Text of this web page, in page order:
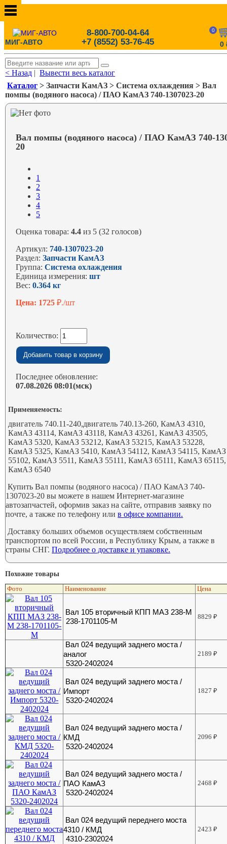
МИГ-АВТО
8-800-700-04-64
+7 (8552) 53-76-45
0
0
< Назад |Вывести весь каталог
Каталог > Запчасти КамАЗ > Система охлаждения > Вал
помпы (водяного насоса) / ПАО КамАЗ 740-1307023-20
Вал помпы (водяного насоса) / ПАО КамАЗ 740-
20
1
2
3
4
5
Оценка товара:4.4 из 5 (32 голосов)
Артикул: 740-1307023-20
Раздел:Запчасти КамАЗ
Группа:Система охлаждения
Единица измерения:шт
Вес:0.364 кг
Цена: 1725₽./шт
Количество:
Последнее обновление:
07.08.2026 08:01(мск)
Применяемость:
двигатель 740.11-240,двигатель 740.13-260, КамАЗ 4310,
КамАЗ 43114, КамАЗ 43118, КамАЗ 43261, КамАЗ 43505,
КамАЗ 5320, КамАЗ 53212, КамАЗ 53215, КамАЗ 53228,
КамАЗ 5325, КамАЗ 5410, КамАЗ 54112, КамАЗ 54115, КамАЗ
55102, КамАЗ 5511, КамАЗ 55111, КамАЗ 65111, КамАЗ 65115,
КамАЗ 6540
Купить Вал помпы (водяного насоса) / ПАО КамАЗ 740-
1307023-20 вы можете в нашем Интернет-магазине
автозапчастей, оформив заказ на сайте, отправив заявку по
почте, а также по телефону илив офисе компании.
Доставку больших объемов осуществляем собственным
транспортом по всей России, в Республику Крым, а также в
страны СНГ.Подробнее о доставке и упаковке.
Похожие товары
Фото Наименование Цена
Вал 105 вторичный КПП МАЗ 238-М
238-1701105-М
8829₽
Вал 024 ведущий заднего моста /
аналог
5320-2402024
2189₽
Вал 024 ведущий заднего моста /
Импорт
5320-2402024
1827₽
Вал 024 ведущий заднего моста /
КМД
5320-2402024
2096₽
Вал 024 ведущий заднего моста /
ПАО КамАЗ
5320-2402024
2468₽
Вал 024 ведущий переднего моста
4310 / КМД
4310-2302024
2423₽